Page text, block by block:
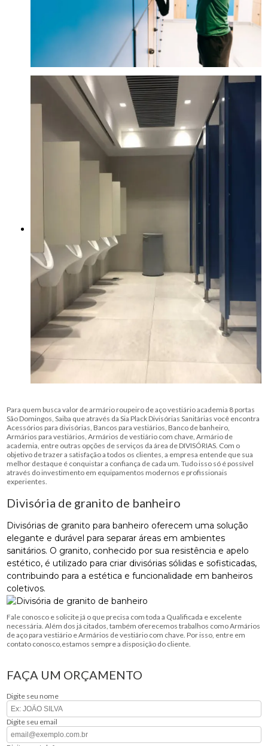
Para quem busca valor de armário roupeiro de aço vestiário academia 8 portas
São Domingos, Saiba que através da Sia Plack Divisórias Sanitárias você encontra
Acessórios para divisórias, Bancos para vestiários, Banco de banheiro,
Armários para vestiários, Armários de vestiário com chave, Armário de
academia, entre outras opções de serviços da área de DIVISÓRIAS. Com o
objetivo de trazer a satisfação a todos os clientes, a empresa entende que sua
melhor destaque é conquistar a confiança de cada um. Tudo isso só é possível
através do investimento em equipamentos modernos e profissionais
experientes.
Divisória de granito de banheiro
Divisórias de granito para banheiro oferecem uma solução
elegante e durável para separar áreas em ambientes
sanitários. O granito, conhecido por sua resistência e apelo
estético, é utilizado para criar divisórias sólidas e sofisticadas,
contribuindo para a estética e funcionalidade em banheiros
coletivos.
Fale conosco e solicite já o que precisa com toda a Qualificada e excelente
necessária. Além dos já citados, também oferecemos trabalhos como Armários
de aço para vestiário e Armários de vestiário com chave. Por isso, entre em
contato conosco,estamos sempre a disposição do cliente.
FAÇA UM ORÇAMENTO
Digite seu nome
Digite seu email